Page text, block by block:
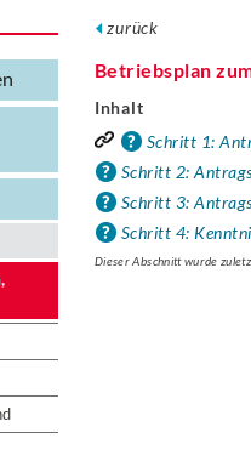
zurück
Betriebsplan
Inhalt
Schritt 1:
Schritt 2:
Schritt 3:
Schritt 4:
Dieser Abschnitt wurde